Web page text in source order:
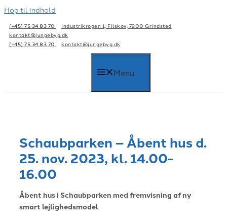
Hop til indhold
(+45) 75 34 83 70
Industrikrogen 1, Filskov, 7200 Grindsted
kontakt@jungebyg.dk
(+45) 75 34 83 70
kontakt@jungebyg.dk
Menu
Schaubparken – Åbent hus d.
25. nov. 2023, kl. 14.00-
16.00
Åbent hus i Schaubparken med fremvisning af ny
smart lejlighedsmodel